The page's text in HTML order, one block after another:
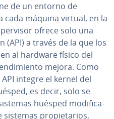
de un entorno de
máquina virtual, en la
ofrece solo una
(API) a través de la que los
al hardware físico del
mejora. Como
integre el kernel del
es decir, solo se
huésped mo­di­fi­ca­
sistemas pro­pie­ta­rios,